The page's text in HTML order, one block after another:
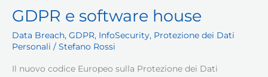
design
e
privacy
by
default
GDPR e software house
Data Breach, GDPR, InfoSecurity, Protezione dei Dati
Personali / Stefano Rossi
Il nuovo codice Europeo sulla Protezione dei Dati